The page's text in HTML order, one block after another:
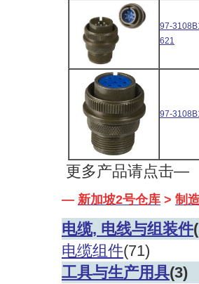
97-
621
97-
更多产品请点击—
— 新加坡2号仓库 > 制
电缆, 电线与组装件
电缆组件(71)
工具与生产用具(3)